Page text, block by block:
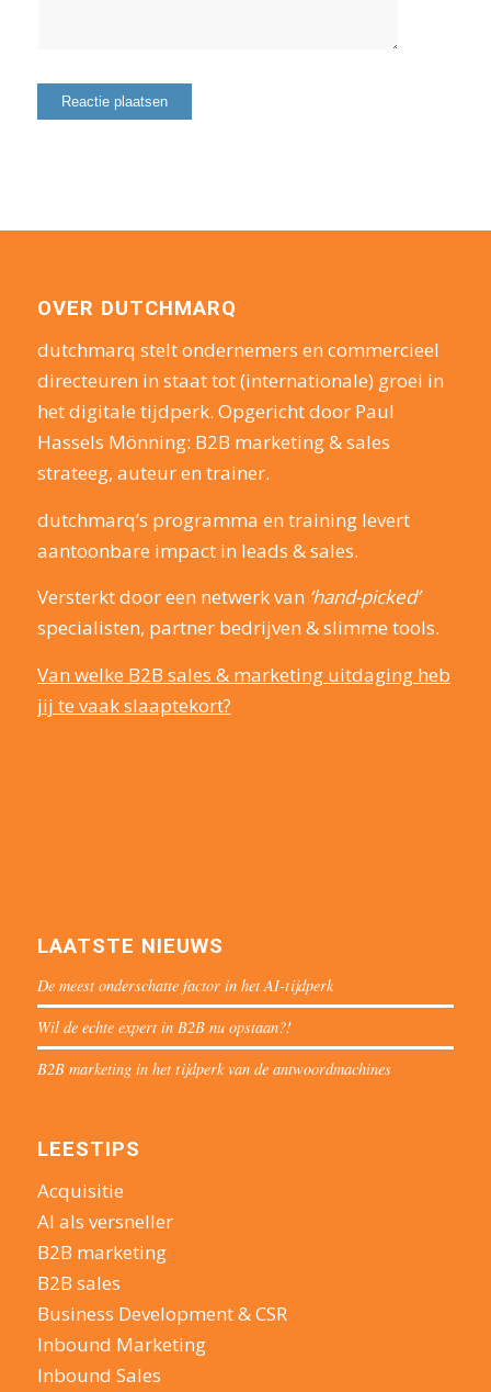
OVER DUTCHMARQ
dutchmarq stelt ondernemers en commercieel
directeuren in staat tot (internationale) groei in
het digitale tijdperk. Opgericht door Paul
Hassels Mönning: B2B marketing & sales
strateeg, auteur en trainer.
dutchmarq’s programma en training levert
aantoonbare impact in leads & sales.
Versterkt door een netwerk van ‘hand-picked’
specialisten, partner bedrijven & slimme tools.
Van welke B2B sales & marketing uitdaging heb
jij te vaak slaaptekort?
LAATSTE NIEUWS
De meest onderschatte factor in het AI-tijdperk
Wil de echte expert in B2B nu opstaan?!
B2B marketing in het tijdperk van de antwoordmachines
LEESTIPS
Acquisitie
AI als versneller
B2B marketing
B2B sales
Business Development & CSR
Inbound Marketing
Inbound Sales